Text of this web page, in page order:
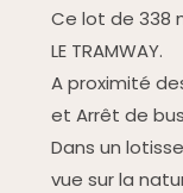
Ce lot de 338
LE TRAMWAY.
A proximité
et Arrêt de
Dans un
vue sur la